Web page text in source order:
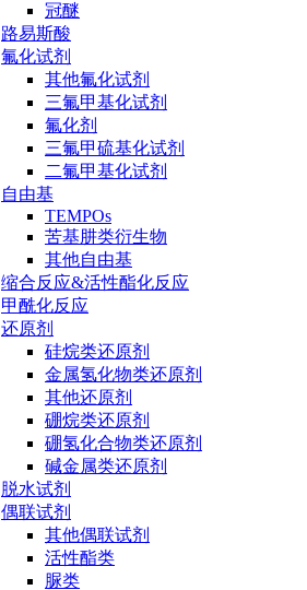
冠醚
路易斯酸
氟化试剂
其他氟化试剂
三氟甲基化试剂
氟化剂
三氟甲硫基化试剂
二氟甲基化试剂
自由基
TEMPOs
苦基肼类衍生物
其他自由基
缩合反应&活性酯化反应
甲酰化反应
还原剂
硅烷类还原剂
金属氢化物类还原剂
其他还原剂
硼烷类还原剂
硼氢化合物类还原剂
碱金属类还原剂
脱水试剂
偶联试剂
其他偶联试剂
活性酯类
脲类